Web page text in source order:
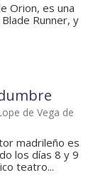
Orion, es una
Runner, y
de Vega de
madrileño es
los días 8 y 9
teatro...